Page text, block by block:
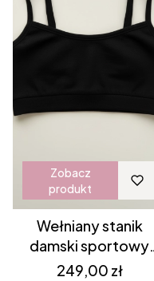
Zobacz
produkt
Wełniany stanik
damski sportowy
100% MERINO czarny
Cena
249,00 zł